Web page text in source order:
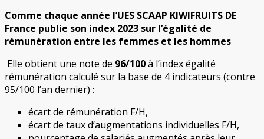
Comme chaque année l’UES SCAAP KIWIFRUITS DE
France publie son index 2023 sur l’égalité de
rémunération entre les femmes et les hommes
Elle obtient une note de 96/100à l’index égalité
rémunération calculé sur la base de 4 indicateurs (contre
95/100 l’an dernier) :
écart de rémunération F/H,
écart de taux d’augmentations individuelles F/H,